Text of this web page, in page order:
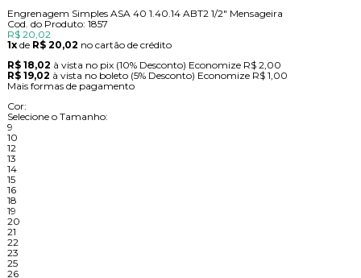
Engrenagem Simples ASA 40 1.40.14 ABT2 1/2" Mensageira
Cod. do Produto: 1857
R$ 20,02
1xde R$ 20,02 no cartão de crédito
R$ 18,02 à vista no pix (10% Desconto) Economize R$ 2,00
R$ 19,02 à vista no boleto (5% Desconto) Economize R$ 1,00
Mais formas de pagamento
Cor:
Selecione o Tamanho:
9
10
12
13
14
15
16
18
19
20
21
22
23
25
26